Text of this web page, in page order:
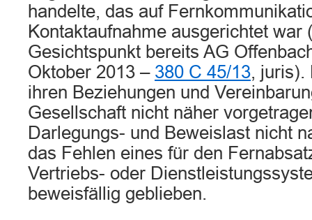
handelte, das auf
Kontaktaufnahme ausgerichtet war
Gesichtspunkt bereits AG
Oktober 2013 – 380 C 45/13, juris).
ihren Beziehungen und
Gesellschaft nicht näher
Darlegungs- und Beweislast nicht
das Fehlen eines für den
Vertriebs- oder
beweisfällig geblieben.